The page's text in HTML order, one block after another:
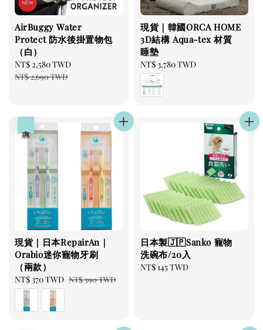
AirBuggy Water
Protect 防水後掛置物包
（白）
Sale
price
NT$ 2,580 TWD
NT$ 2,690 TWD
現貨｜韓國ORCA HOME
3D結構 Aqua-tex 材質
睡墊
Regular
price
NT$ 3,780 TWD
現貨｜日本RepairAn｜
Orabio迷你寵物牙刷
（兩款）
Sale
price
NT$ 370 TWD Regular
NT$ 390 TWD
日本製🇯🇵Sanko 寵物
洗碗布/20入
Regular
NT$ 145 TWD